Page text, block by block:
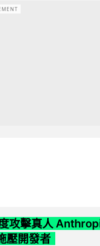
攻擊真人
壓開發者